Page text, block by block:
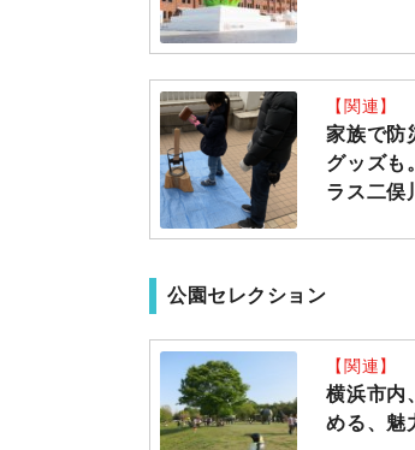
【関連】
家族で防
グッズも
ラス二俣
公園セレクション
【関連】
横浜市内
める、魅